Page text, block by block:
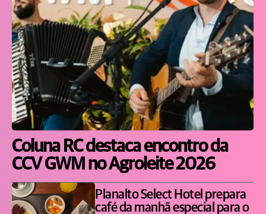
Coluna RC destaca encontro da
CCV GWM no Agroleite 2026
Planalto Select Hotel prepara
café da manhã especial para o